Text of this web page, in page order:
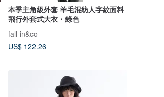
本季主角級外套 羊毛混紡人字紋面料
飛行外套式大衣・綠色
fall-in&co
US$ 122.26